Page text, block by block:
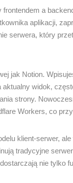
a
aplikacji,
serwera, który
jak Notion.
widok,
strony.
Workers, co
klient-serwer,
tradycyjne
nie tylko